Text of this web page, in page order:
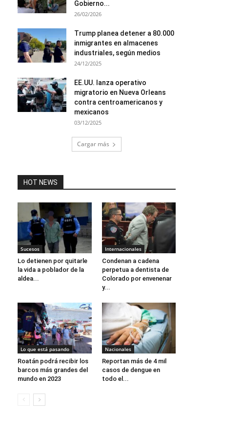
Gobierno...
26/02/2026
Trump planea detener a 80.000
inmigrantes en almacenes
industriales, según medios
24/12/2025
EE.UU. lanza operativo
migratorio en Nueva Orleans
contra centroamericanos y
mexicanos
03/12/2025
Cargar más
HOT NEWS
Sucesos
Lo detienen por quitarle
la vida a poblador de la
aldea...
Internacionales
Condenan a cadena
perpetua a dentista de
Colorado por envenenar
y...
Lo que está pasando
Roatán podrá recibir los
barcos más grandes del
mundo en 2023
Nacionales
Reportan más de 4 mil
casos de dengue en
todo el...